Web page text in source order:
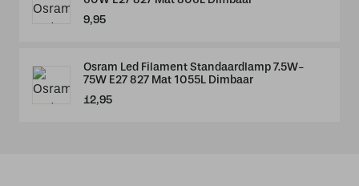
9,95
Osram Led Filament Standaardlamp 7.5W-
75W E27 827 Mat 1055L Dimbaar
12,95